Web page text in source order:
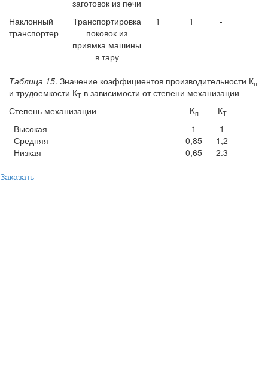
заготовок из печи
Наклонный
транспортер
Транспортировка
поковок из
приямка машины
в тару
1 1 -
Таблица 15. Значение коэффициентов производительности Кп
и трудоемкости КТ в зависимости от степени механизации
Степень механизации
Kп КТ
Высокая
Средняя
Низкая
1
0,85
0,65
1
1,2
2.3
Заказать